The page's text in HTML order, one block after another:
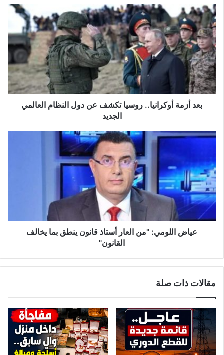
بعد
أزمة
أوكرانيا..
روسيا
تكشف
عن
دول
النظام
العالمي
الجديدبعد أزمة أوكرانيا.. روسيا تكشف عن دول النظام العالمي
الجديد
عياض
العار
أستاذ
قانون
ينطق
بما
يخالف
القانون"عياض اللومي: ''من العار أستاذ قانون ينطق بما يخالف
القانون"
مقالات ذات صلة